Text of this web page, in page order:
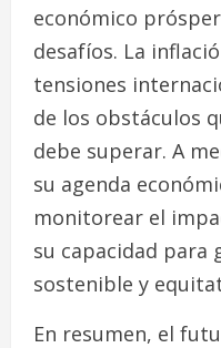
económico
desafíos. La
tensiones
de los obstáculos
debe superar. A
su agenda
monitorear el
su capacidad para
sostenible y
En resumen, el